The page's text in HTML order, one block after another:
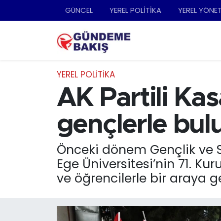
GÜNCEL YEREL POLİTİKA YEREL
YEREL POLİTİKA
AK Partili
gençlerle
Önceki dönem Gençlik ve
Ege Üniversitesi’nin 71.
ve öğrencilerle bir araya
Ankara
EKONOMİ
English News
Nöbetçi Eczaneler
Trafik Durumu
Süper Lig Puan Durumu ve Fikstür
Tüm Manşetler
Son Dakika Haberleri